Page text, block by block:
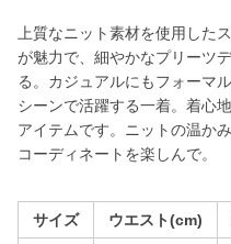
上質なニット素材を使用した
が魅力で、細やかなプリーツ
る。カジュアルにもフォーマ
シーンで活躍する一着。着心
アイテムです。ニットの温か
コーディネートを楽しんで。
サイズ ウエスト(cm)